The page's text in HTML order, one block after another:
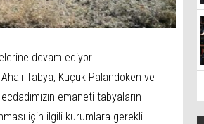
devam ediyor.
Tabya, Küçük Palandöken ve
emaneti tabyaların
için ilgili kurumlara gerekli